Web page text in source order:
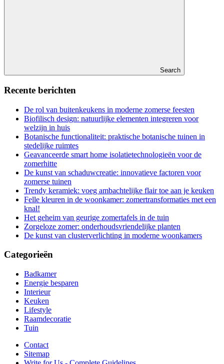
Search
Recente berichten
De rol van buitenkeukens in moderne zomerse feesten
Biofilisch design: natuurlijke elementen integreren voor
welzijn in huis
Botanische functionaliteit: praktische botanische tuinen in
stedelijke ruimtes
Geavanceerde smart home isolatietechnologieën voor de
zomerhitte
De kunst van schaduwcreatie: innovatieve factoren voor
zomerse tuinen
Trendy keramiek: voeg ambachtelijke flair toe aan je keuken
Felle kleuren in de woonkamer: zomertransformaties met een
knal!
Het geheim van geurige zomertafels in de tuin
Zorgeloze zomer: onderhoudsvriendelijke planten
De kunst van clusterverlichting in moderne woonkamers
Categorieën
Badkamer
Energie besparen
Interieur
Keuken
Lifestyle
Raamdecoratie
Tuin
Contact
Sitemap